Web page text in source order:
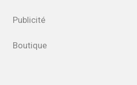
Publicité
Boutique